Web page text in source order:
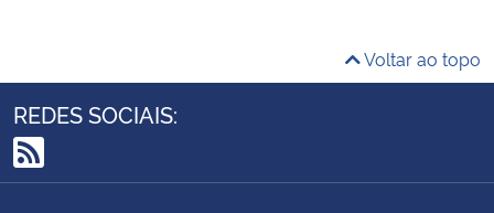
Voltar ao topo
REDES SOCIAIS:
RSS